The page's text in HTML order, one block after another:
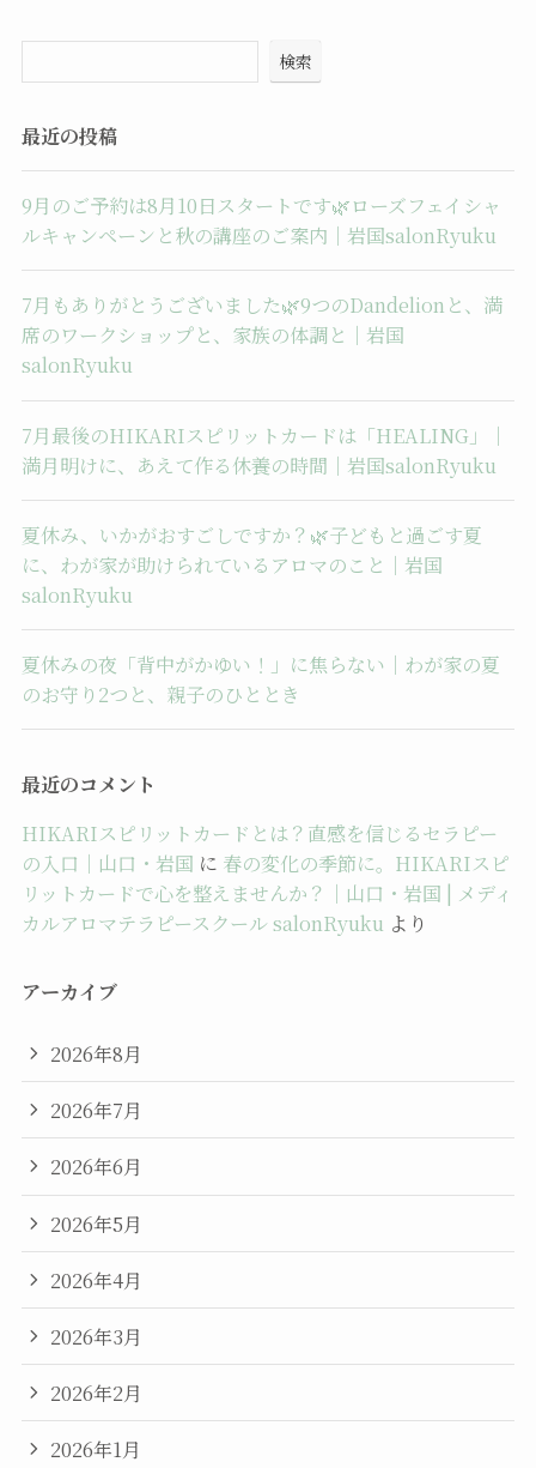
検索
最近の投稿
9月のご予約は8月10日スタートです🌿ローズフェイシャ
ルキャンペーンと秋の講座のご案内｜岩国salonRyuku
7月もありがとうございました🌿9つのDandelionと、満
席のワークショップと、家族の体調と｜岩国
salonRyuku
7月最後のHIKARIスピリットカードは「HEALING」｜
満月明けに、あえて作る休養の時間｜岩国salonRyuku
夏休み、いかがおすごしですか？🌿子どもと過ごす夏
に、わが家が助けられているアロマのこと｜岩国
salonRyuku
夏休みの夜「背中がかゆい！」に焦らない｜わが家の夏
のお守り2つと、親子のひととき
最近のコメント
HIKARIスピリットカードとは？直感を信じるセラピー
の入口｜山口・岩国 に 春の変化の季節に。HIKARIスピ
リットカードで心を整えませんか？｜山口・岩国 | メディ
カルアロマテラピースクール salonRyuku より
アーカイブ
2026年8月
2026年7月
2026年6月
2026年5月
2026年4月
2026年3月
2026年2月
2026年1月